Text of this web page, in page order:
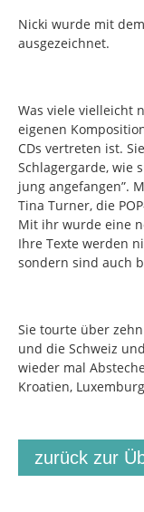
Nicki wurde mit
ausgezeichnet.
Was viele vielleicht
eigenen
CDs vertreten ist.
Schlagergarde, wie
jung angefangen”.
Tina Turner, die
Mit ihr wurde eine
Ihre Texte werden
sondern sind auch
Sie tourte über
und die Schweiz
wieder mal
Kroatien,
zurück zur